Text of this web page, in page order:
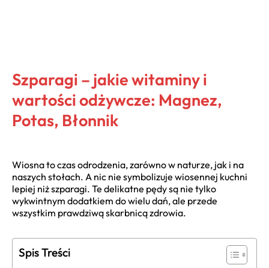
Szparagi – jakie witaminy i
wartości odżywcze: Magnez,
Potas, Błonnik
Wiosna to czas odrodzenia, zarówno w naturze, jak i na
naszych stołach. A nic nie symbolizuje wiosennej kuchni
lepiej niż szparagi. Te delikatne pędy są nie tylko
wykwintnym dodatkiem do wielu dań, ale przede
wszystkim prawdziwą skarbnicą zdrowia.
Spis Treści